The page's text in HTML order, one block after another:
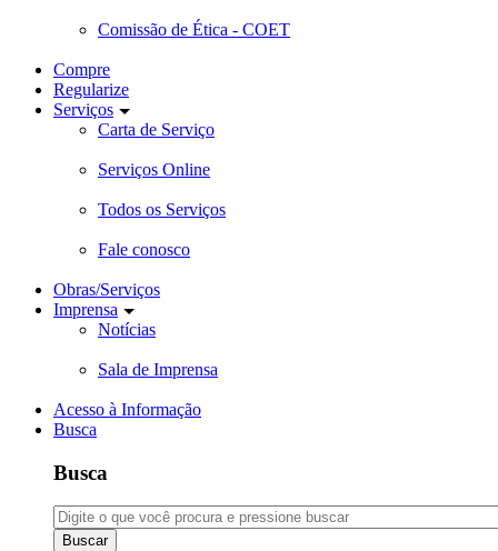
Comissão de Ética - COET
Compre
Regularize
Serviços
Carta de Serviço
Serviços Online
Todos os Serviços
Fale conosco
Obras/Serviços
Imprensa
Notícias
Sala de Imprensa
Acesso à Informação
Busca
Busca
Buscar